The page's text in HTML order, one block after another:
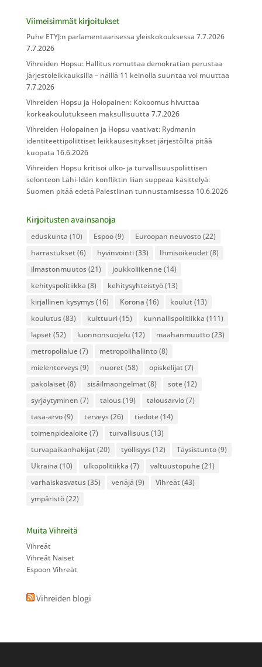
Viimeisimmät kirjoitukset
Puhe ETYJ:n parlamentaarisessa yleiskokouksessa 7.7.2026
7.7.2026
Vihreiden Hopsu: Hallitus romuttaa demokratian perustaa
järjestöleikkauksilla – näillä 11 keinolla suuntaa voi muuttaa
7.7.2026
Vihreiden Hopsu ja Holopainen: Kokoomus hivuttaa
korkeakoulutukseen maksullisuutta 7.7.2026
Vihreiden Holopainen ja Hopsu vaativat: Rydmanin
identiteettipoliittiset leikkausesitykset järjestöiltä pitää
kuopata 16.6.2026
Vihreiden Hopsu kritisoi ulko- ja turvallisuuspoliittisen
selonteon Lähi-Idän konfliktin liian suppeaa käsittelyä:
Suomen pitää edetä Palestiinan tunnustamisessa 10.6.2026
Kirjoitusten avainsanoja
eduskunta (10) Espoo(9) Euroopan neuvosto(22)
harrastukset (6) hyvinvointi(33) Ihmisoikeudet (8)
ilmastonmuutos(21) joukkoliikenne(14)
kehityspolitiikka (8) kehitysyhteistyö(13)
kirjallinen kysymys(16) Korona (16) koulut (13)
koulutus(83) kulttuuri(15) kunnallispolitiikka (111)
lapset (52) luonnonsuojelu (12) maahanmuutto(23)
metropolialue(7) metropolihallinto(8)
mielenterveys(9) nuoret (58) opiskelijat (7)
pakolaiset (8) sisäilmaongelmat (8) sote(12)
syrjäytyminen (7) talous(19) talousarvio(7)
tasa-arvo(9) terveys(26) tiedote(14)
toimenpidealoite(7) turvallisuus(13)
turvapaikanhakijat (20) työllisyys(12) Täysistunto(9)
Ukraina (10) ulkopolitiikka (7) valtuustopuhe(21)
varhaiskasvatus(35) venäjä (9) Vihreät (43)
ympäristö(22)
Muita Vihreitä
Vihreät
Vihreät Naiset
Espoon Vihreät
Vihreiden blogi